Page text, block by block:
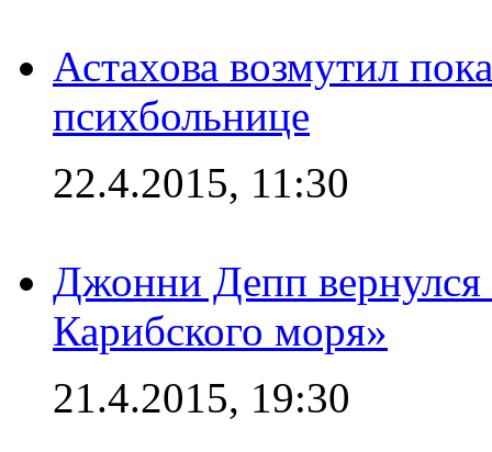
Астахова возмутил
психбольнице
22.4.2015, 11:30
Джонни Депп
Карибского моря»
21.4.2015, 19:30